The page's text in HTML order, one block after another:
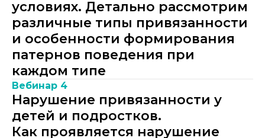
условиях. Детально рассмотрим
различные типы привязанности
и особенности формирования
патернов поведения при
каждом типе
Вебинар 4
Нарушение привязанности у
детей и подростков.
Как проявляется нарушение